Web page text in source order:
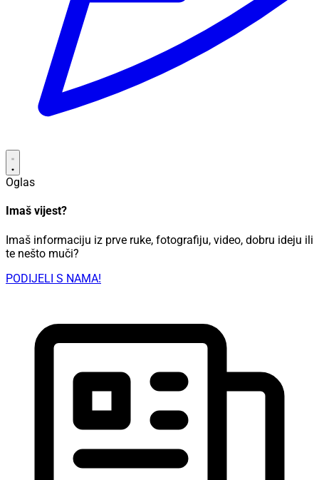
Oglas
Imaš vijest?
Imaš informaciju iz prve ruke, fotografiju, video, dobru ideju ili
te nešto muči?
PODIJELI S NAMA!